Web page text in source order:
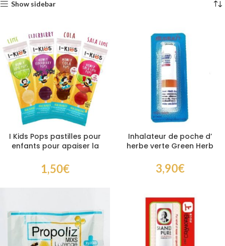
Show sidebar
I Kids Pops pastilles pour
enfants pour apaiser la
1,50€
Inhalateur de poche d’
herbe verte Green Herb
3,90€